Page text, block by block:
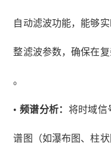
自动滤波功能，能够
整滤波参数，确保在
。
• 频谱分析： 将时域信
谱图（如瀑布图、柱